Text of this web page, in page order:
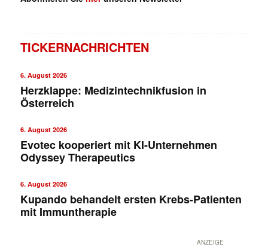
TICKERNACHRICHTEN
6. August 2026
Herzklappe: Medizintechnikfusion in
Österreich
6. August 2026
Evotec kooperiert mit KI-Unternehmen
Odyssey Therapeutics
6. August 2026
Kupando behandelt ersten Krebs-Patienten
mit Immuntherapie
ANZEIGE